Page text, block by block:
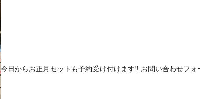
今日からお正月セットも予約受け付けます‼️ お問い合わせフ